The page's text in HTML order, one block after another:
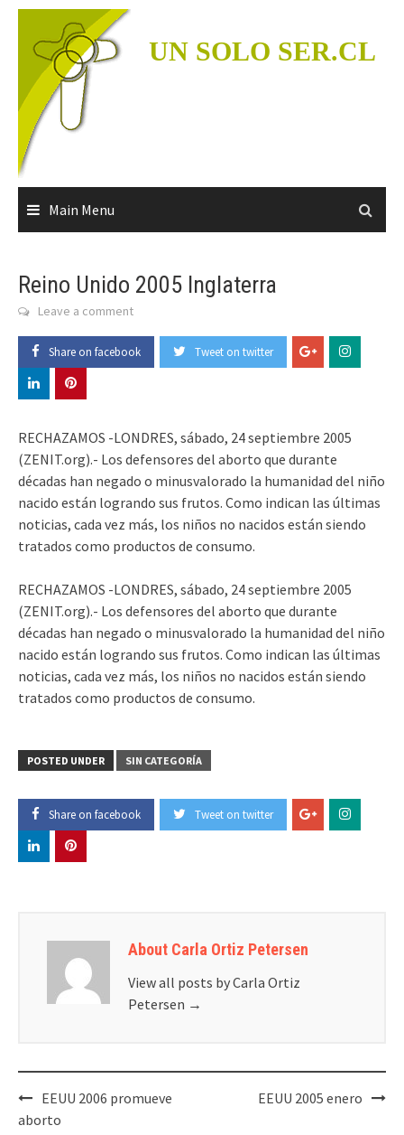
Skip
content
UN SOLO SER.CL
Main Menu
Reino Unido 2005 Inglaterra
Leave a comment
Share on facebook Tweet on twitter
RECHAZAMOS -LONDRES, sábado, 24 septiembre 2005
(ZENIT.org).- Los defensores del aborto que durante
décadas han negado o minusvalorado la humanidad del niño
nacido están logrando sus frutos. Como indican las últimas
noticias, cada vez más, los niños no nacidos están siendo
tratados como productos de consumo.
RECHAZAMOS -LONDRES, sábado, 24 septiembre 2005
(ZENIT.org).- Los defensores del aborto que durante
décadas han negado o minusvalorado la humanidad del niño
nacido están logrando sus frutos. Como indican las últimas
noticias, cada vez más, los niños no nacidos están siendo
tratados como productos de consumo.
POSTED UNDER SIN CATEGORÍA
Share on facebook Tweet on twitter
About Carla Ortiz Petersen
View all posts by Carla Ortiz
Petersen →
Post
navigation
EEUU 2006 promueve
aborto
EEUU 2005 enero